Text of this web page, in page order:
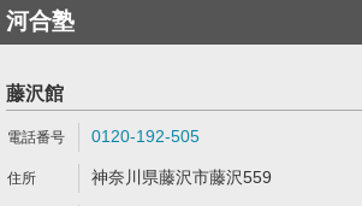
河合塾
藤沢館
0120-192-505
神奈川県藤沢市藤沢559